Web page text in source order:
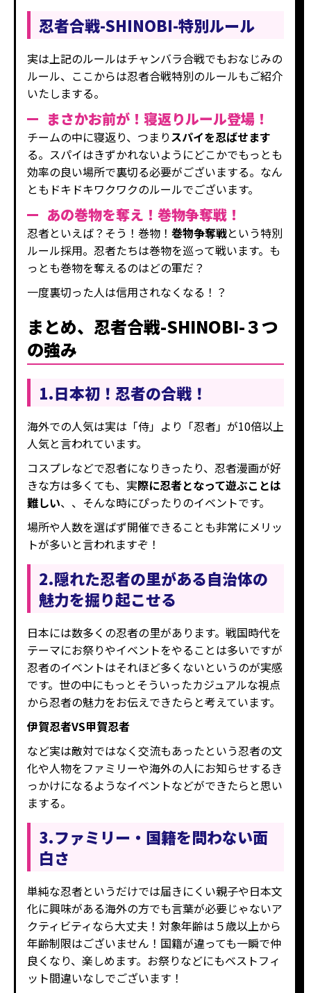
忍者合戦-SHINOBI-特別ルール
実は上記のルールはチャンバラ合戦でもおなじみの
ルール、ここからは忍者合戦特別のルールもご紹介
いたしまする。
まさかお前が！寝返りルール登場！
チームの中に寝返り、つまりスパイを忍ばせます
る。スパイはきずかれないようにどこかでもっとも
効率の良い場所で裏切る必要がございまする。なん
ともドキドキワクワクのルールでございます。
あの巻物を奪え！巻物争奪戦！
忍者といえば？そう！巻物！ 巻物争奪戦という特別
ルール採用。忍者たちは巻物を巡って戦います。も
っとも巻物を奪えるのはどの軍だ？
一度裏切った人は信用されなくなる！？
まとめ、忍者合戦-SHINOBI-３つ
の強み
1.日本初！忍者の合戦！
海外での人気は実は「侍」より「忍者」が10倍以上
人気と言われています。
コスプレなどで忍者になりきったり、忍者漫画が好
きな方は多くても、実際に忍者となって遊ぶことは
難しい、、そんな時にぴったりのイベントです。
場所や人数を選ばず開催できることも非常にメリッ
トが多いと言われますぞ！
2.隠れた忍者の里がある自治体の
魅力を掘り起こせる
日本には数多くの忍者の里があります。戦国時代を
テーマにお祭りやイベントをやることは多いですが
忍者のイベントはそれほど多くないというのが実感
です。世の中にもっとそういったカジュアルな視点
から忍者の魅力をお伝えできたらと考えています。
伊賀忍者VS甲賀忍者
など実は敵対ではなく交流もあったという忍者の文
化や人物をファミリーや海外の人にお知らせするき
っかけになるようなイベントなどができたらと思い
まする。
3.ファミリー・国籍を問わない面
白さ
単純な忍者というだけでは届きにくい親子や日本文
化に興味がある海外の方でも言葉が必要じゃないア
クティビティなら大丈夫！対象年齢は５歳以上から
年齢制限はございません！国籍が違っても一瞬で仲
良くなり、楽しめます。お祭りなどにもベストフィ
ット間違いなしでございます！